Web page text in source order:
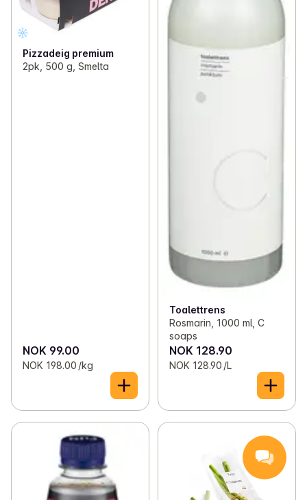
Pizzadeig premium
2pk, 500 g, Smelta
NOK 99.00
NOK 198.00 /kg
Toalettrens
Rosmarin, 1000 ml, C
soaps
NOK 128.90
NOK 128.90 /L